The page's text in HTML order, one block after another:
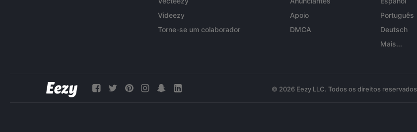
Videezy
Torne-se um colaborador
Apoio
DMCA
Português
Deutsch
Mais...
© 2026 Eezy LLC. Todos os direitos reservados